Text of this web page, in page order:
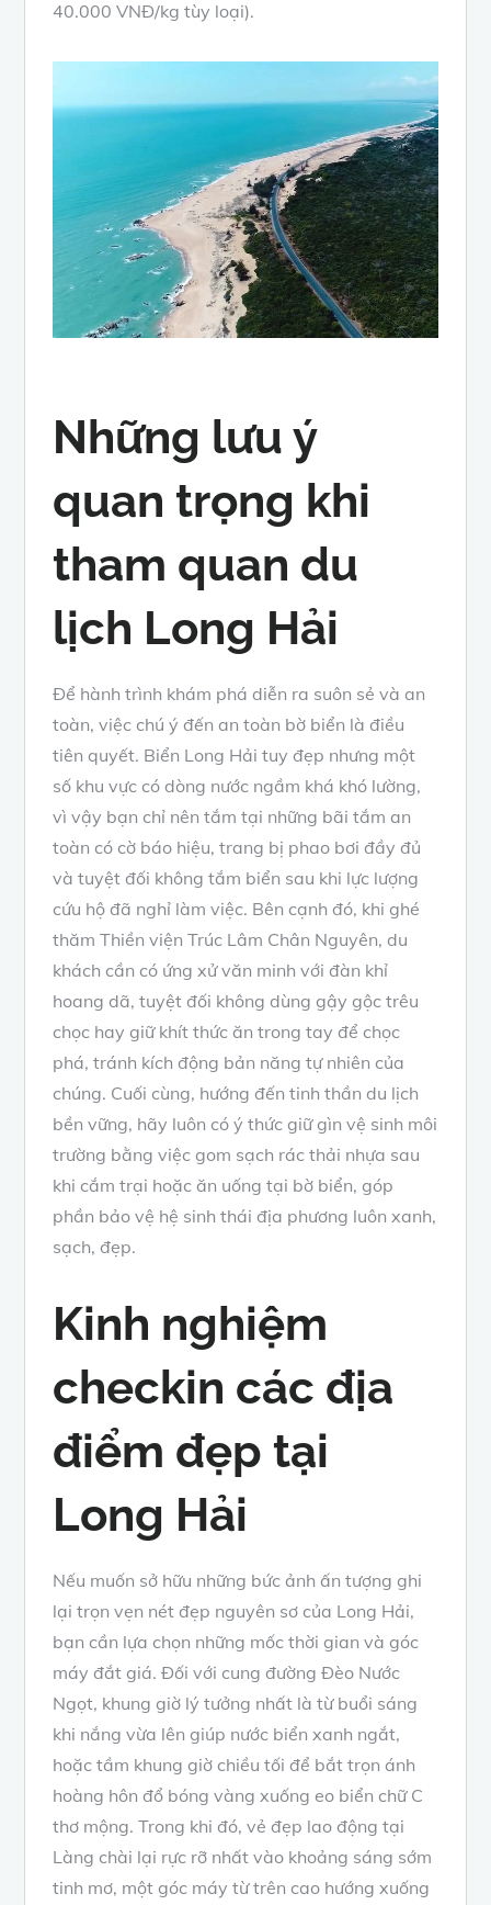
40.000 VNĐ/kg tùy loại).
Những lưu ý
quan trọng khi
tham quan du
lịch Long Hải
Để hành trình khám phá diễn ra suôn sẻ và an
toàn, việc chú ý đến an toàn bờ biển là điều
tiên quyết. Biển Long Hải tuy đẹp nhưng một
số khu vực có dòng nước ngầm khá khó lường,
vì vậy bạn chỉ nên tắm tại những bãi tắm an
toàn có cờ báo hiệu, trang bị phao bơi đầy đủ
và tuyệt đối không tắm biển sau khi lực lượng
cứu hộ đã nghỉ làm việc. Bên cạnh đó, khi ghé
thăm Thiền viện Trúc Lâm Chân Nguyên, du
khách cần có ứng xử văn minh với đàn khỉ
hoang dã, tuyệt đối không dùng gậy gộc trêu
chọc hay giữ khít thức ăn trong tay để chọc
phá, tránh kích động bản năng tự nhiên của
chúng. Cuối cùng, hướng đến tinh thần du lịch
bền vững, hãy luôn có ý thức giữ gìn vệ sinh môi
trường bằng việc gom sạch rác thải nhựa sau
khi cắm trại hoặc ăn uống tại bờ biển, góp
phần bảo vệ hệ sinh thái địa phương luôn xanh,
sạch, đẹp.
Kinh nghiệm
checkin các địa
điểm đẹp tại
Long Hải
Nếu muốn sở hữu những bức ảnh ấn tượng ghi
lại trọn vẹn nét đẹp nguyên sơ của Long Hải,
bạn cần lựa chọn những mốc thời gian và góc
máy đắt giá. Đối với cung đường Đèo Nước
Ngọt, khung giờ lý tưởng nhất là từ buổi sáng
khi nắng vừa lên giúp nước biển xanh ngắt,
hoặc tầm khung giờ chiều tối để bắt trọn ánh
hoàng hôn đổ bóng vàng xuống eo biển chữ C
thơ mộng. Trong khi đó, vẻ đẹp lao động tại
Làng chài lại rực rỡ nhất vào khoảng sáng sớm
tinh mơ, một góc máy từ trên cao hướng xuống